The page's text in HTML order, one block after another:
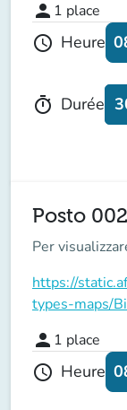
person 1 place
schedule Heure
timer Durée
Posto 002
Per
https://
types-maps/
person 1 place
schedule Heure